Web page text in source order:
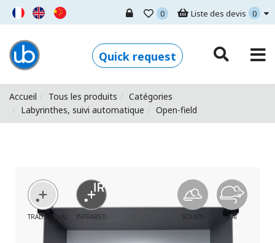
Liste des devis 0
0
Ugo Basile - Home
Quick request
Accueil Tous les produits
Catégories
Labyrinthes, suivi automatique
Open-field
SOURIS RAT
TRADITIONAL INFRARED